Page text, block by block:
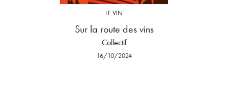
LE VIN
Sur la route des vins
Collectif
16/10/2024